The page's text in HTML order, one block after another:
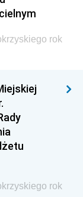
Miar
Rozwoju Wsi
i
rok
rok